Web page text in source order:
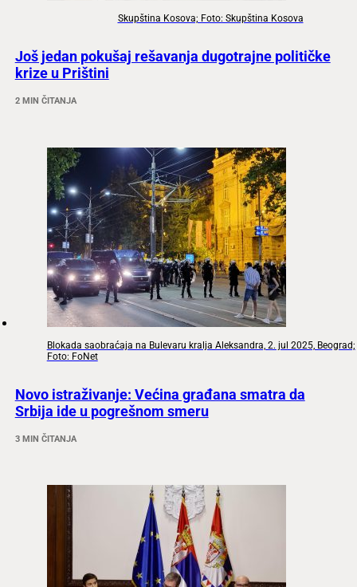
Skupština Kosova; Foto: Skupština Kosova
Još jedan pokušaj rešavanja dugotrajne političke
krize u Prištini
2 MIN ČITANJA
Blokada saobraćaja na Bulevaru kralja Aleksandra, 2. jul 2025, Beograd;
Foto: FoNet
Novo istraživanje: Većina građana smatra da
Srbija ide u pogrešnom smeru
3 MIN ČITANJA